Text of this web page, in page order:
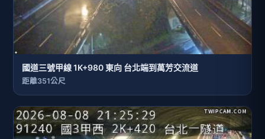
國道三號甲線 1K+980 東向 台北端到萬芳交流道
距離351公尺